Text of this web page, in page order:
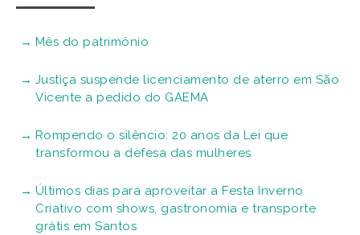
Mês do patrimônio
Justiça suspende licenciamento de aterro em São
Vicente a pedido do GAEMA
Rompendo o silêncio: 20 anos da Lei que
transformou a defesa das mulheres
Últimos dias para aproveitar a Festa Inverno
Criativo com shows, gastronomia e transporte
grátis em Santos